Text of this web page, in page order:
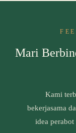
Mari
Kami
bekerjasama
idea